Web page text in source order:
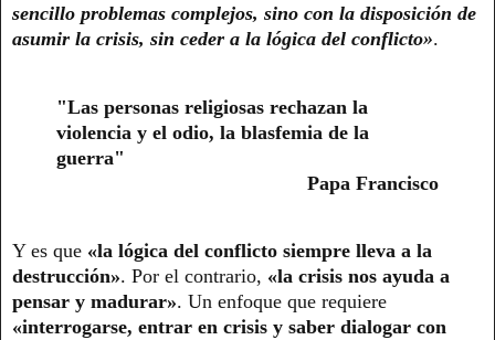
sencillo problemas complejos, sino con la disposición de
asumir la crisis, sin ceder a la lógica del conflicto».
"Las personas religiosas rechazan la
violencia y el odio, la blasfemia de la
guerra"
Papa Francisco
Y es que «la lógica del conflicto siempre lleva a la
destrucción». Por el contrario, «la crisis nos ayuda a
pensar y madurar». Un enfoque que requiere
«interrogarse, entrar en crisis y saber dialogar con